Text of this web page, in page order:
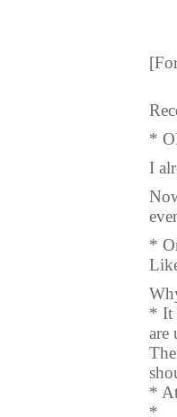
*
I
*
* It
are
*
*